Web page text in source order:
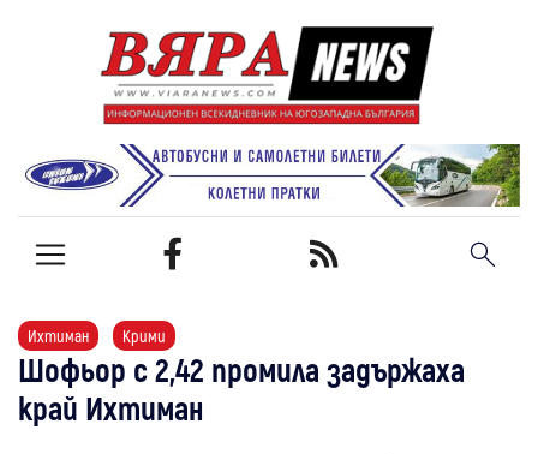
Ихтиман Крими
Шофьор с 2,42 промила задържаха
край Ихтиман